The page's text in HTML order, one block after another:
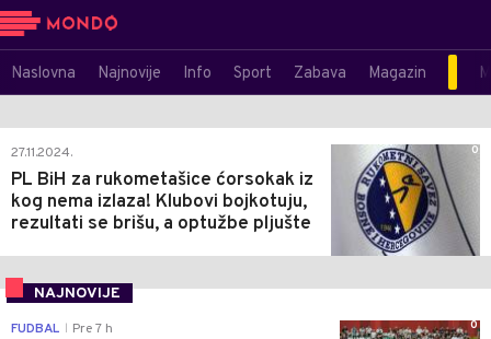
Naslovna Najnovije Info Sport Zabava Magazin
27.11.2024.
PL BiH za rukometašice ćorsokak iz
kog nema izlaza! Klubovi bojkotuju,
rezultati se brišu, a optužbe pljušte
0
NAJNOVIJE
0
FUDBAL Pre 7 h